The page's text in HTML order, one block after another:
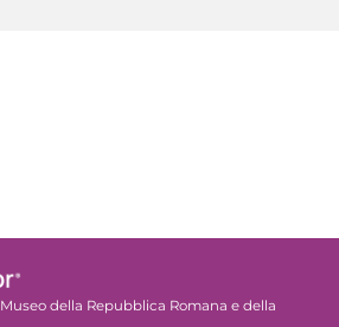
Museo della Repubblica Romana e della